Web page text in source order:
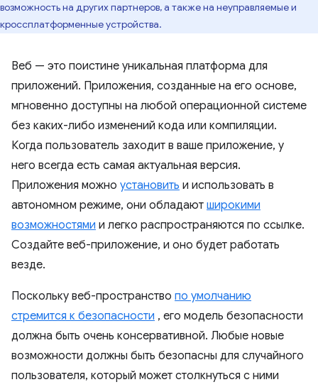
возможность на других партнеров, а также на неуправляемые и
кроссплатформенные устройства.
Веб — это поистине уникальная платформа для
приложений. Приложения, созданные на его основе,
мгновенно доступны на любой операционной системе
без каких-либо изменений кода или компиляции.
Когда пользователь заходит в ваше приложение, у
него всегда есть самая актуальная версия.
Приложения можно установить и использовать в
автономном режиме, они обладают широкими
возможностями и легко распространяются по ссылке.
Создайте веб-приложение, и оно будет работать
везде.
Поскольку веб-пространство по умолчанию
стремится к безопасности , его модель безопасности
должна быть очень консервативной. Любые новые
возможности должны быть безопасны для случайного
пользователя, который может столкнуться с ними